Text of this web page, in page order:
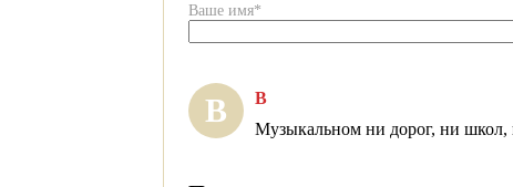
Ваше имя*
В В
Музыкальном ни дорог, ни школ,